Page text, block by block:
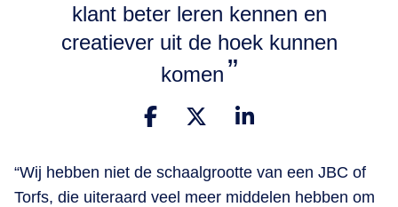
klant beter leren kennen en
creatiever uit de hoek kunnen
komen
“Wij hebben niet de schaalgrootte van een JBC of
Torfs, die uiteraard veel meer middelen hebben om